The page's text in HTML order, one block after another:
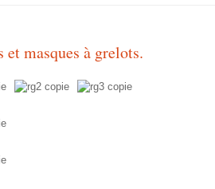
et masques à grelots.